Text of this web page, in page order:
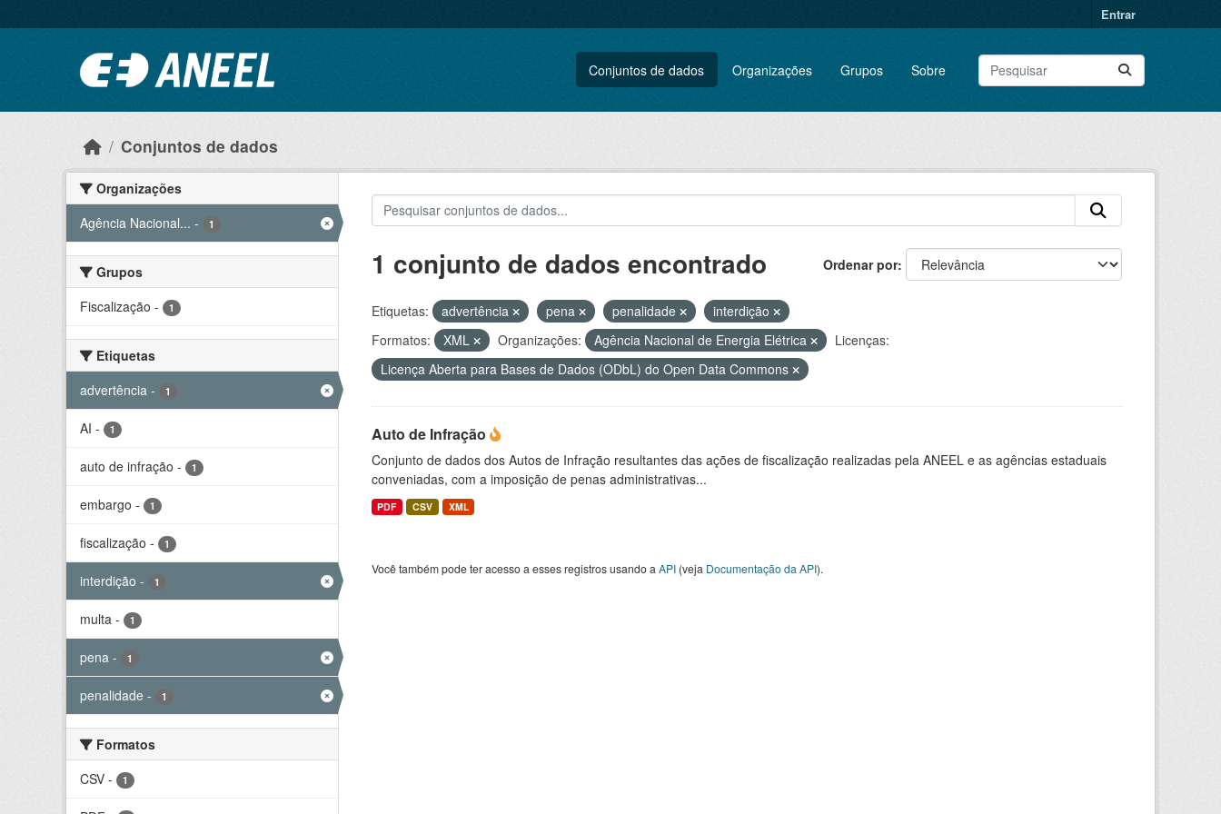
Entrar
Conjuntos de dados Organizações Grupos Sobre
Conjuntos de dados
Organizações
Agência Nacional... - 1
Grupos
Fiscalização - 1
Etiquetas
advertência - 1
AI - 1
auto de infração - 1
embargo - 1
fiscalização - 1
interdição - 1
multa - 1
pena - 1
penalidade - 1
Formatos
CSV - 1
Ordenar por
1 conjunto de dados encontrado
Etiquetas: advertência pena penalidade
interdição
Formatos:
XML Organizações: Agência Nacional de Energia Elétrica
Licenças:
Licença Aberta para Bases de Dados (ODbL) do Open Data Commons
Auto de Infração
Conjunto de dados dos Autos de Infração resultantes das ações de fiscalização realizadas pela ANEEL e as agências estaduais
conveniadas, com a imposição de penas administrativas...
PDF CSV XML
Você também pode ter acesso a esses registros usando a API(veja Documentação da API).